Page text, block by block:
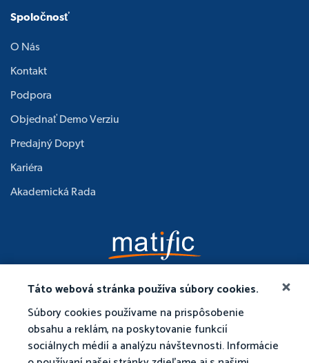
Táto webová stránka používa súbory cookies.
Súbory cookies používame na prispôsobenie
obsahu a reklám, na poskytovanie funkcií
sociálnych médií a analýzu návštevnosti. Informácie
Spoločnosť
O Nás
Kontakt
Podpora
Objednať Demo Verziu
Predajný Dopyt
Kariéra
Akademická Rada